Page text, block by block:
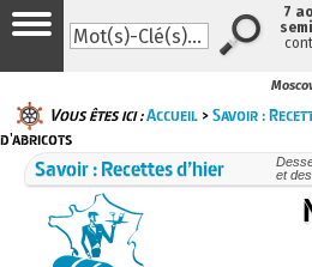
Vous êtes ici :Accueil >Savoir :
d'abricots
Savoir : Recettes d’hier
et
7